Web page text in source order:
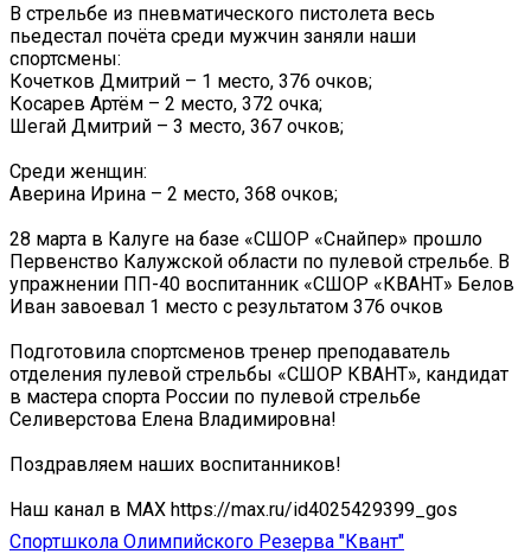
В стрельбе из пневматического пистолета весь
пьедестал почёта среди мужчин заняли наши
спортсмены:
Кочетков Дмитрий – 1 место, 376 очков;
Косарев Артём – 2 место, 372 очка;
Шегай Дмитрий – 3 место, 367 очков;
Среди женщин:
Аверина Ирина – 2 место, 368 очков;
28 марта в Калуге на базе «СШОР «Снайпер» прошло
Первенство Калужской области по пулевой стрельбе. В
упражнении ПП-40 воспитанник «СШОР «КВАНТ» Белов
Иван завоевал 1 место с результатом 376 очков
Подготовила спортсменов тренер преподаватель
отделения пулевой стрельбы «СШОР КВАНТ», кандидат
в мастера спорта России по пулевой стрельбе
Селиверстова Елена Владимировна!
Поздравляем наших воспитанников!
Наш канал в MAX https://max.ru/id4025429399_gos
Спортшкола Олимпийского Резерва "Квант"